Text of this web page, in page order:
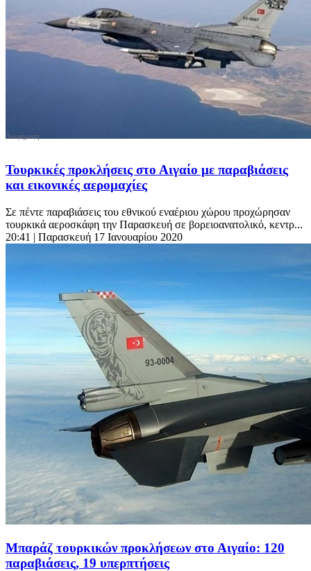
Τουρκικές προκλήσεις στο Αιγαίο με παραβιάσεις
και εικονικές αερομαχίες
Σε πέντε παραβιάσεις του εθνικού εναέριου χώρου προχώρησαν
τουρκικά αεροσκάφη την Παρασκευή σε βορειοανατολικό, κεντρ...
20:41 | Παρασκευή 17 Ιανουαρίου 2020
Μπαράζ τουρκικών προκλήσεων στο Αιγαίο: 120
παραβιάσεις, 19 υπερπτήσεις